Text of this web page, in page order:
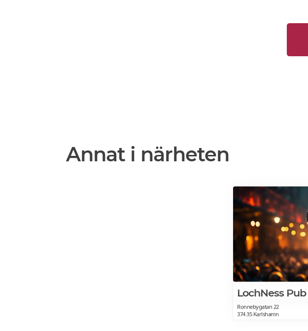
Annat i närheten
LochNess Pub
Ronnebygatan 22
374 35 Karlshamn